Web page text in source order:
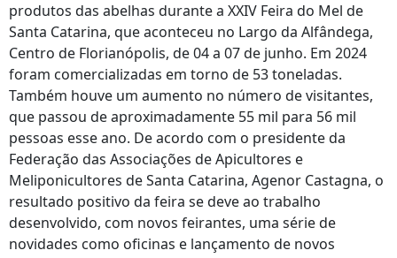
produtos das abelhas durante a XXIV Feira do Mel de
Santa Catarina, que aconteceu no Largo da Alfândega,
Centro de Florianópolis, de 04 a 07 de junho. Em 2024
foram comercializadas em torno de 53 toneladas.
Também houve um aumento no número de visitantes,
que passou de aproximadamente 55 mil para 56 mil
pessoas esse ano. De acordo com o presidente da
Federação das Associações de Apicultores e
Meliponicultores de Santa Catarina, Agenor Castagna, o
resultado positivo da feira se deve ao trabalho
desenvolvido, com novos feirantes, uma série de
novidades como oficinas e lançamento de novos